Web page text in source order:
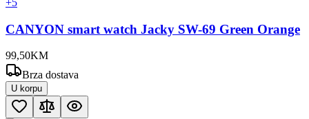
CANYON smart watch Jacky SW-69 Green Orange
99,50KM
Brza dostava
U korpu